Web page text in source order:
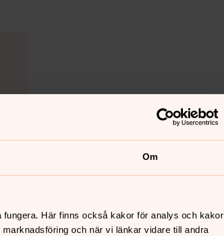
Om
Här finns också kakor för analys och kakor
och när vi länkar vidare till andra